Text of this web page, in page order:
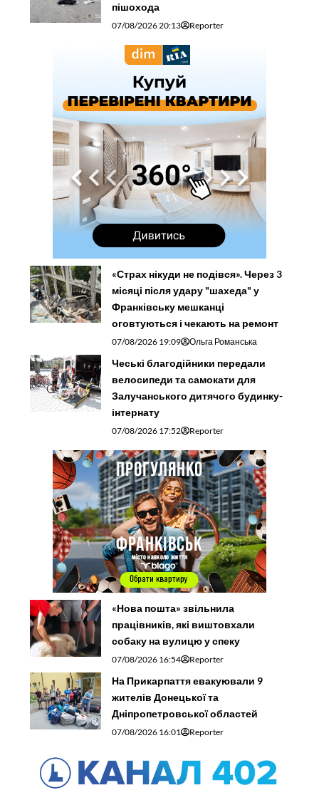
пішохода
07/08/2026 20:13 Reporter
«Страх нікуди не подівся». Через 3
місяці після удару "шахеда" у
Франківську мешканці
оговтуються і чекають на ремонт
07/08/2026 19:09 Ольга Романська
Чеські благодійники передали
велосипеди та самокати для
Залучанського дитячого будинку-
інтернату
07/08/2026 17:52 Reporter
«Нова пошта» звільнила
працівників, які виштовхали
собаку на вулицю у спеку
07/08/2026 16:54 Reporter
На Прикарпаття евакуювали 9
жителів Донецької та
Дніпропетровської областей
07/08/2026 16:01 Reporter